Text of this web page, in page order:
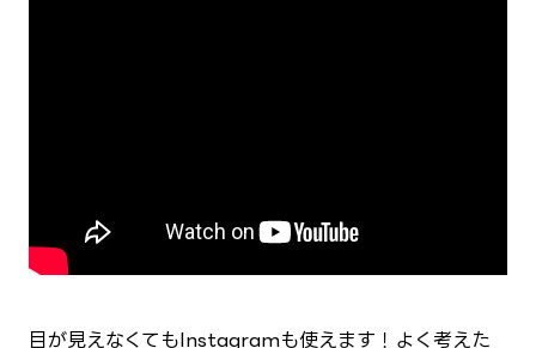
目が見えなくてもInstagramも使えます！よく考えた